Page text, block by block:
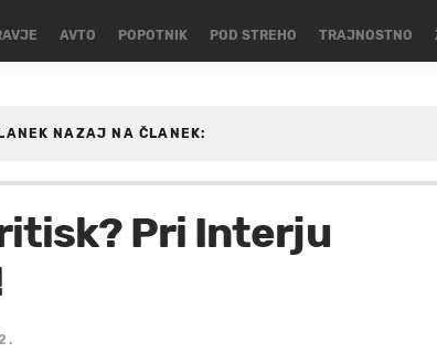
AVTO POPOTNIK POD STREHO TRAJNOSTNO
Pri Interju
NAZAJ NA ČLANEK: